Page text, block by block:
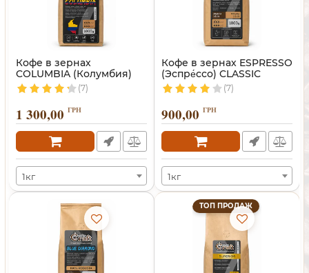
Кофе в зернах
COLUMBIA (Колумбия)
(7)
1 300,00 ГРН
1кг
Кофе в зернах ESPRESSO
(Эспре́ссо) CLASSIC
(7)
900,00 ГРН
1кг
ТОП ПРОДАЖ